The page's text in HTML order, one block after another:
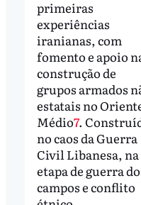
primeiras
experiências
iranianas, com
fomento e apoio
construção de
grupos armados
estatais no
Médio7.
no caos da Guerra
Civil Libanesa, na
etapa de guerra
campos e conflito